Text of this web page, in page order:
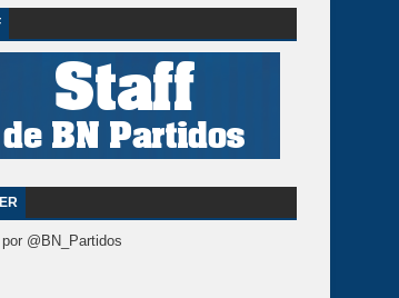
@BN_Partidos